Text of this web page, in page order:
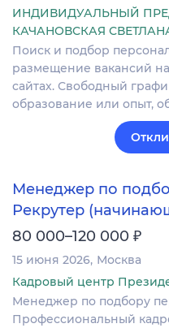
ИНДИВИДУАЛЬНЫЙ
КАЧАНОВСКАЯ
Поиск и подбор
размещение вакансий
сайтах. Свободный
образование или опыт,
Менеджер по
Рекрутер
80 000–120 000 ₽
15 июня 2026 Москва
Кадровый центр
Менеджер по подбору
Профессиональный